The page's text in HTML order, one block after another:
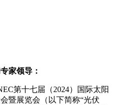
家领导：
第十七届（2024）国际太阳
暨展览会（以下简称“光伏